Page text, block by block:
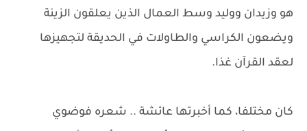
هو وزيدان ووليد وسط العمال الذين يعلقون الزينة
ويضعون الكراسي والطاولات في الحديقة لتجهيزها
لعقد القرآن غذا.
كان مختلفا، كما أخبرتها عائشة .. شعره فوضوي